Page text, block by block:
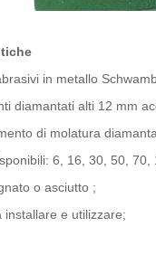
in ​​metallo
diamantati alti 12 mm
di molatura
6, 16, 30, 50,
o asciutto ;
installare e